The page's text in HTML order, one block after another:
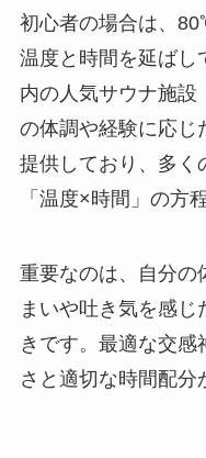
初心者の場合は、
温度と時間を延ばし
内の人気サウナ施設
の体調や経験に応じ
提供しており、多く
「温度×時間」の方
重要なのは、自分の
まいや吐き気を感
きです。最適な交感
さと適切な時間配分